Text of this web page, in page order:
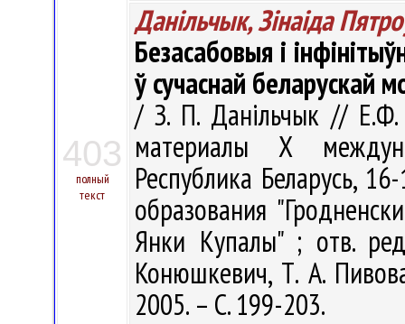
403
полный
текст
Данільчык, Зінаіда
Безасабовыя і
ў сучаснай беларускай
/ З. П. Данільчык // Е.Ф.
материалы Х
Республика Беларусь,
образования
Янки Купалы" ; отв.
Конюшкевич, Т. А.
2005. – С. 199-203.